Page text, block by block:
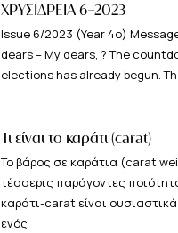
ΧΡΥΣΙΔΡΕΙΑ 6-2023
Issue 6/2023 (Year 4ο)
dears – My dears, ? The
elections has already begun.
Τι είναι το καράτι (carat)
Το βάρος σε καράτια (carat
τέσσερις παράγοντες
καράτι-carat είναι
ενός